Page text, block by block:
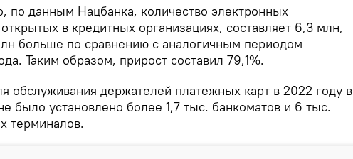
по данным Нацбанка, количество электронных
в кредитных организациях, составляет 6,3 млн,
больше по сравнению с аналогичным периодом
Таким образом, прирост составил 79,1%.
обслуживания держателей платежных карт в 2022 году в
было установлено более 1,7 тыс. банкоматов и 6 тыс.
терминалов.